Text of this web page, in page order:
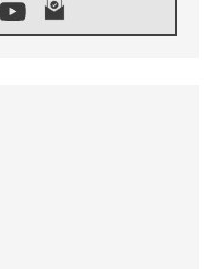
الكنيسة في الأوروغواي: